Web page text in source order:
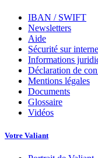
IBAN / SWIFT
Newsletters
Aide
Sécurité sur
Informations
Déclaration de
Mentions légales
Documents
Glossaire
Vidéos
Votre Valiant